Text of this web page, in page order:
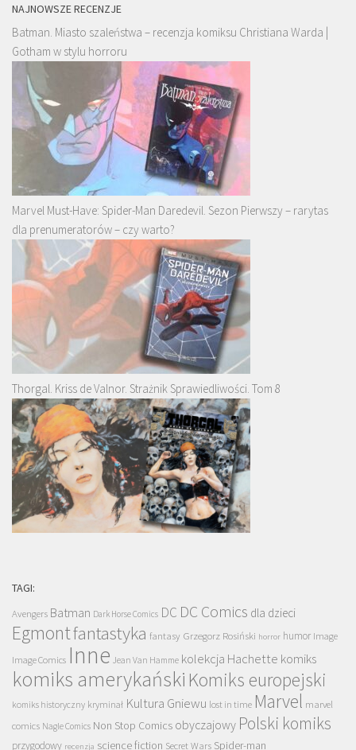
NAJNOWSZE RECENZJE
Batman. Miasto szaleństwa – recenzja komiksu Christiana Warda |
Gotham w stylu horroru
Marvel Must-Have: Spider-Man Daredevil. Sezon Pierwszy – rarytas
dla prenumeratorów – czy warto?
Thorgal. Kriss de Valnor. Strażnik Sprawiedliwości. Tom 8
TAGI:
Avengers Batman Dark Horse Comics DC DC Comics dla dzieci
Egmontfantastyka fantasy Grzegorz Rosiński horror humor Image
Image Comics Inne Jean Van Hamme kolekcja Hachette komiks
komiks amerykański Komiks europejski
komiks historyczny kryminał Kultura Gniewu lost in time Marvel marvel
comics Nagle Comics Non Stop Comics obyczajowy Polski komiks
przygodowy recenzja science fiction Secret Wars Spider-man